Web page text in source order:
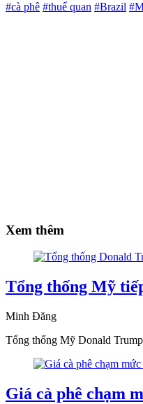
#cà phê #thuế quan #Brazil
Xem thêm
Tổng thống Mỹ
Minh Đăng
Tổng thống Mỹ Donald
Giá cà phê chạm